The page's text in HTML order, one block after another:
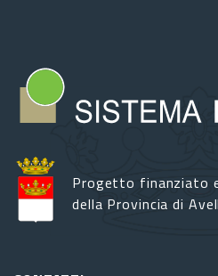
Progetto finanziato
della Provincia di